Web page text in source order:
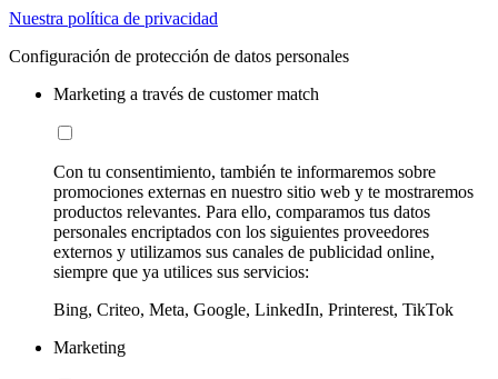
Nuestra política de privacidad
Configuración de protección de datos personales
Marketing a través de customer match
Con tu consentimiento, también te informaremos sobre
promociones externas en nuestro sitio web y te mostraremos
productos relevantes. Para ello, comparamos tus datos
personales encriptados con los siguientes proveedores
externos y utilizamos sus canales de publicidad online,
siempre que ya utilices sus servicios:
Bing, Criteo, Meta, Google, LinkedIn, Printerest, TikTok
Marketing